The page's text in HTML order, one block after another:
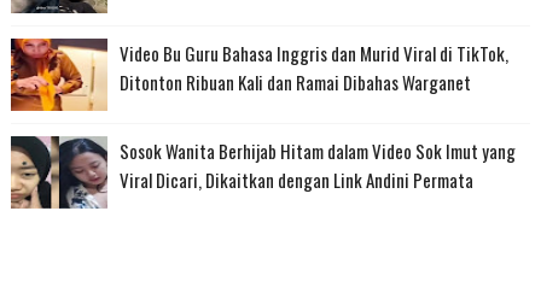
Video Bu Guru Bahasa Inggris dan Murid Viral di TikTok,
Ditonton Ribuan Kali dan Ramai Dibahas Warganet
Sosok Wanita Berhijab Hitam dalam Video Sok Imut yang
Viral Dicari, Dikaitkan dengan Link Andini Permata